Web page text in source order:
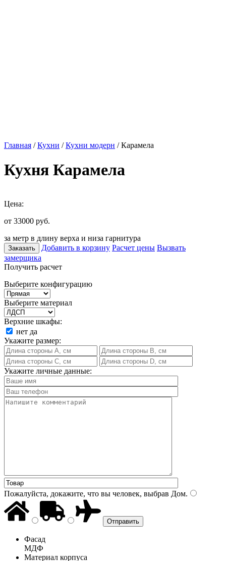
Главная /Кухни /Кухни модерн / Карамела
Кухня Карамела
Цена:
от 33000 руб.
за метр в длину верха и низа гарнитура
Заказать Добавить в корзину Расчет цены Вызвать
замерщика
Получить расчет
Выберите конфигурацию
Выберите материал
Верхние шкафы:
нет да
Укажите размер:
Укажите личные данные:
Пожалуйста, докажите, что вы человек, выбрав Дом.
Фасад
МДФ
Материал корпуса